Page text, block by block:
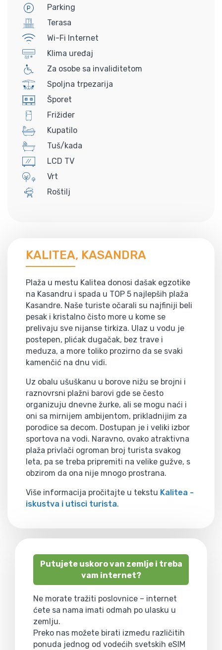
Parking
Terasa
Wi-Fi Internet
Klima uređaj
Za osobe sa invaliditetom
Spoljna trpezarija
Šporet
Frižider
Kupatilo
Tuš/kada
LCD TV
Vrt
Roštilj
KALITEA, KASANDRA
Plaža u mestu Kalitea donosi dašak egzotike
na Kasandru i spada u TOP 5 najlepših plaža
Kasandre. Naše turiste očarali su najfiniji beli
pesak i kristalno čisto more u kome se
prelivaju sve nijanse tirkiza. Ulaz u vodu je
postepen, plićak dugačak, bez trave i
meduza, a more toliko prozirno da se svaki
kamenčić na dnu vidi.
Uz obalu ušuškanu u borove nižu se brojni i
raznovrsni plažni barovi gde se često
organizuju dnevne žurke, ali se mogu naći i
oni sa mirnijem ambijentom, prikladnijim za
porodice sa decom. Dostupan je i veliki izbor
sportova na vodi. Naravno, ovako atraktivna
plaža privlači ogroman broj turista svakog
leta, pa se treba pripremiti na velike gužve, s
obzirom da ona nije mnogo prostrana.
Više informacija pročitajte u tekstu Kalitea -
iskustva i utisci turista.
Putujete uskoro van zemlje i treba
vam internet?
Ne morate tražiti poslovnice – internet
ćete sa nama imati odmah po ulasku u
zemlju.
Preko nas možete birati između različitih
ponuda jednog od vodećih svetskih eSIM